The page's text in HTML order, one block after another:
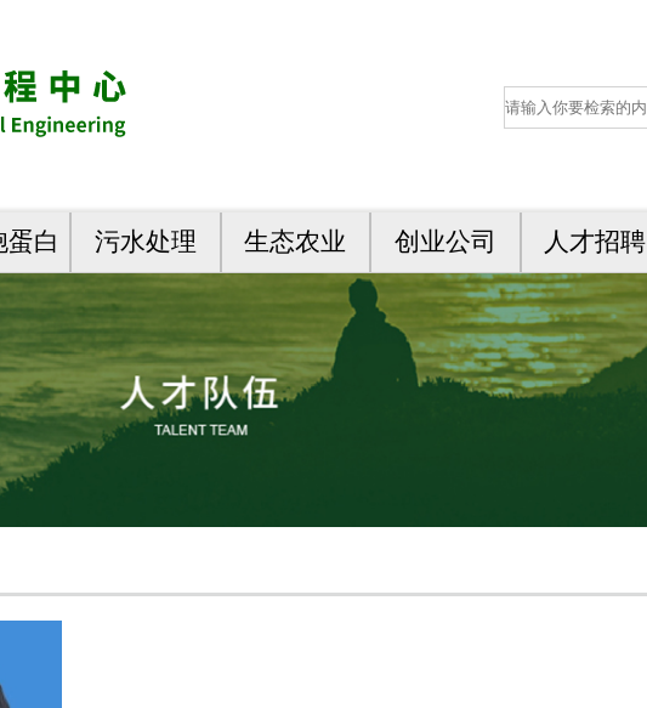
蛋白 污水处理 生态农业 创业公司 人才招聘